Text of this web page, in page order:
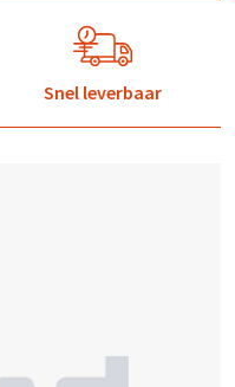
Snel leverbaar